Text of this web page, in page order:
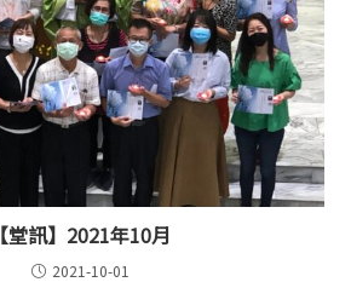
【堂訊】2021年10月
2021-10-01